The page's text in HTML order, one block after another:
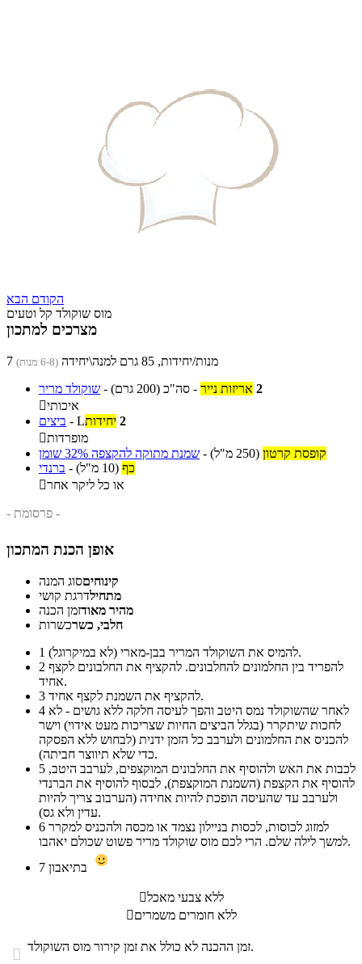
הקודם הבא
מוס שוקולד קל וטעים
מצרכים למתכון
7 מנות/יחידות, 85 גרם למנה\יחידה (6-8 מנות)
שוקולד מריר - 2 אריזות נייר - סה"כ (200 גרם)
איכותי
ביצים - 2 יחידותL
מופרדות
שמנת מתוקה להקצפה 32% שומן - קופסת קרטון (250 מ"ל)
ברנדי - כף (10 מ"ל)
או כל ליקר אחר
- פרסומת -
אופן הכנת המתכון
קינוחיםסוג המנה
מתחילדרגת קושי
מהיר מאודזמן הכנה
חלבי, כשרכשרות
1
להמיס את השוקולד המריר בבן-מארי (לא במיקרוגל).
2
אחיד.
3
להקציף את השמנת לקצף אחיד.
4
לחכות שיתקרר (בגלל הביצים החיות שצריכות מעט אידוי) וישר
להכניס את החלמונים ולערבב כל הזמן ידנית (לבחוש ללא הפסקה
כדי שלא תיווצר חביתה).
5
להוסיף את הקצפת (השמנת המוקצפת), לבסוף להוסיף את הברנדי
ולערבב עד שהעיסה הופכת להיות אחידה (הערבוב צריך להיות
עדין ולא גס).
6
למשך לילה שלם. הרי לכם מוס שוקולד מריר פשוט שכולם יאהבו.
7
ללא צבעי מאכל
ללא חומרים משמרים
 זמן ההכנה לא כולל את זמן קירור מוס השוקולד.